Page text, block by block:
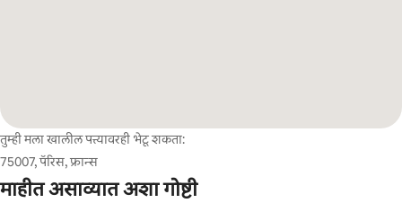
तुम्ही मला खालील पत्त्यावरही भेटू शकता:
75007, पॅरिस, फ्रान्स
माहीत असाव्यात अशा गोष्टी